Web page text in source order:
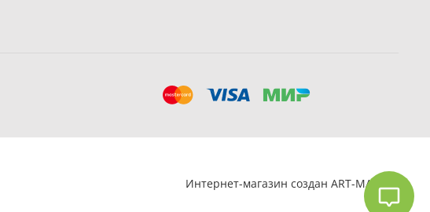
Интернет-магазин создан ART-MASTER